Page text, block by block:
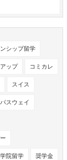
シップ留学
ップ コミカレ
スイス
パスウェイ
院留学 奨学金